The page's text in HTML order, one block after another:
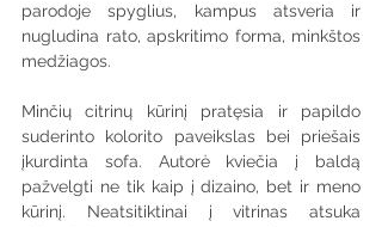
parodoje spyglius, kampus atsveria ir
nugludina rato, apskritimo forma, minkštos
medžiagos.
Minčių citrinų kūrinį pratęsia ir papildo
suderinto kolorito paveikslas bei priešais
įkurdinta sofa. Autorė kviečia į baldą
pažvelgti ne tik kaip į dizaino, bet ir meno
kūrinį. Neatsitiktinai į vitrinas atsuka